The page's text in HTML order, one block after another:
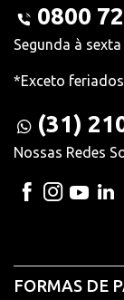
0800
Segunda à
*Exceto feriados
(31)
Nossas Redes
FORMAS DE